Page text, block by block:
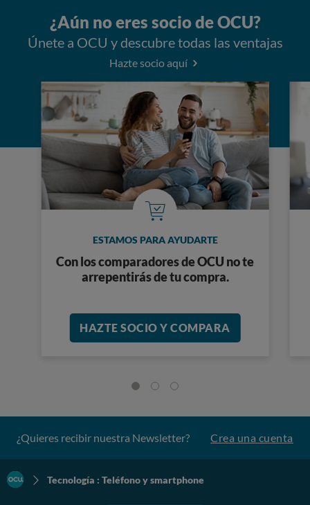
¿Aún no eres socio de OCU?
Únete a OCU y descubre todas las ventajas
Hazte socio aquí
ESTAMOS PARA AYUDARTE
Con los comparadores de OCU no te
arrepentirás de tu compra.
HAZTE SOCIO Y COMPARA
¿Quieres recibir nuestra Newsletter? Crea una cuenta
Tecnología : Teléfono y smartphone